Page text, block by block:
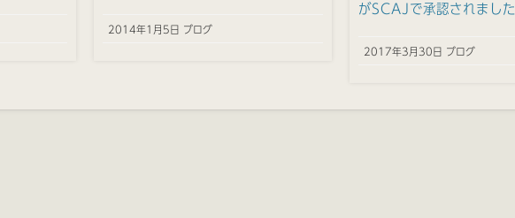
2014年1月5日 ブログ
がSCAJで承認されました
2017年3月30日 ブログ